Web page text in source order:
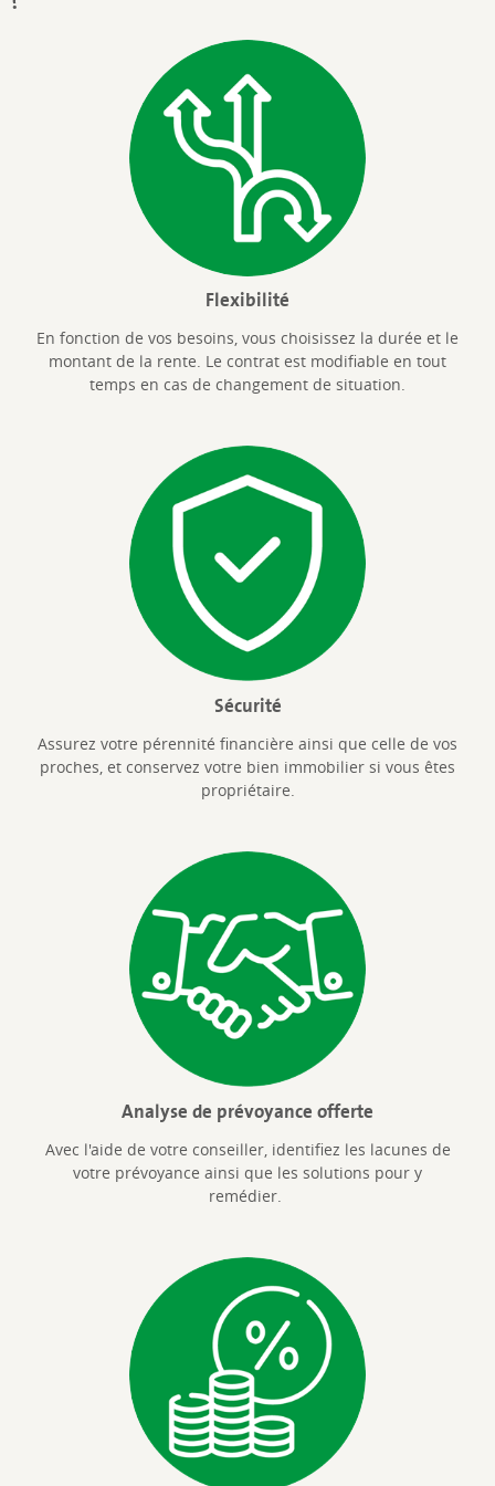
Flexibilité
En fonction de vos besoins, vous choisissez la durée et le
montant de la rente. Le contrat est modifiable en tout
temps en cas de changement de situation.
Sécurité
Assurez votre pérennité financière ainsi que celle de vos
proches, et conservez votre bien immobilier si vous êtes
propriétaire.
Analyse de prévoyance offerte
Avec l'aide de votre conseiller, identifiez les lacunes de
votre prévoyance ainsi que les solutions pour y
remédier.